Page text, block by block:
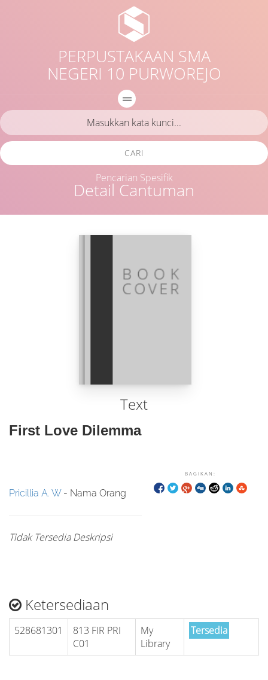
PERPUSTAKAAN SMA
NEGERI 10 PURWOREJO
Detail Cantuman
CARI
Pencarian Spesifik
Text
First Love Dilemma
BAGIKAN:
Pricillia A. W- Nama Orang
Tidak Tersedia Deskripsi
Ketersediaan
528681301
813 FIR PRI
C01
My
Library
Tersedia